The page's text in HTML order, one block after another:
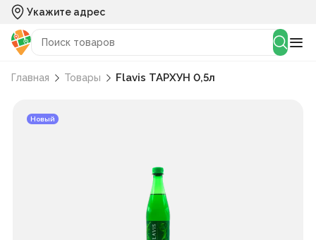
Укажите адрес
Главная Товары Flavis ТАРХУН 0,5л
Новый